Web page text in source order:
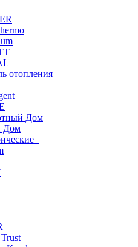
отопления
Дом
Дом